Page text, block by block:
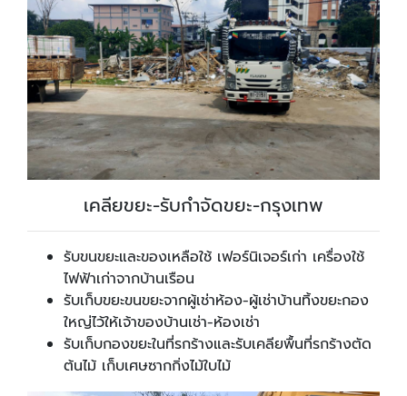
เคลียขยะ-รับกำจัดขยะ-กรุงเทพ
รับขนขยะและของเหลือใช้ เฟอร์นิเจอร์เก่า เครื่องใช้
ไฟฟ้าเก่าจากบ้านเรือน
รับเก็บขยะขนขยะจากผู้เช่าห้อง-ผู้เช่าบ้านทิ้งขยะกอง
ใหญ่ไว้ให้เจ้าของบ้านเช่า-ห้องเช่า
รับเก็บกองขยะในที่รกร้างและรับเคลียพื้นที่รกร้างตัด
ต้นไม้ เก็บเศษซากกิ่งไม้ใบไม้